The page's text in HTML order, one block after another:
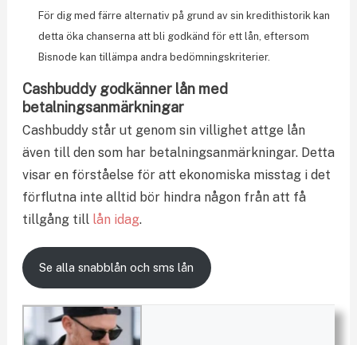
För dig med färre alternativ på grund av sin kredithistorik kan
detta öka chanserna att bli godkänd för ett lån, eftersom
Bisnode kan tillämpa andra bedömningskriterier.
Cashbuddy godkänner lån med
betalningsanmärkningar
Cashbuddy står ut genom sin villighet attge lån
även till den som har betalningsanmärkningar. Detta
visar en förståelse för att ekonomiska misstag i det
förflutna inte alltid bör hindra någon från att få
tillgång till lån idag.
Se alla snabblån och sms lån